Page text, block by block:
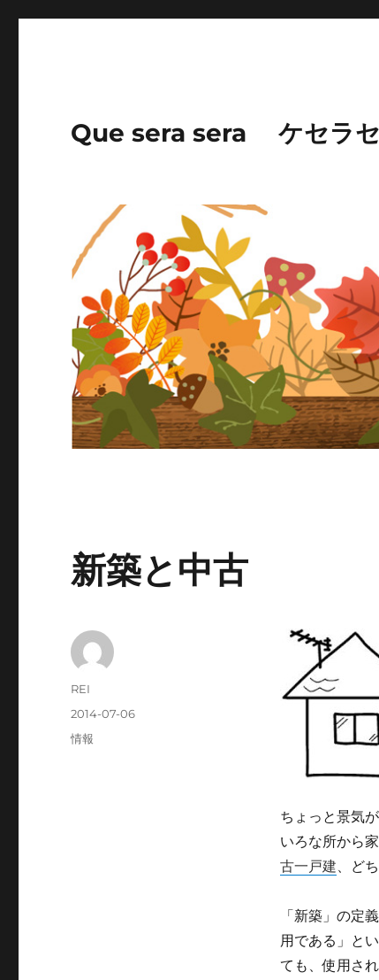
Que sera sera ケセラ
新築と中古
ちょっと景気
いろな所から
古一戸建、ど
「新築」の定
用である」と
ても、使用さ
投
REI
投
稿
2014-07-06
カ
情報